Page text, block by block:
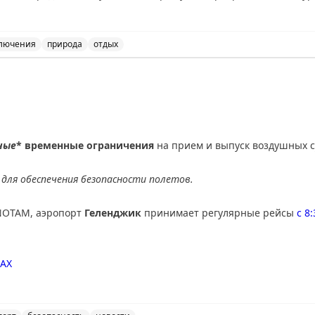
Вавы или Муз-Джо. Если спешите — США справедливо
открытий.
природа отдых
* временные ограничения на прием и выпуск воздушных
обеспечения безопасности полетов.
аэропорт Геленджик принимает регулярные рейсы с